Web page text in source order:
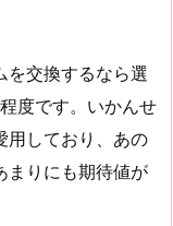
を交換するなら選
度です。いかんせ
用しており、あの
まりにも期待値が